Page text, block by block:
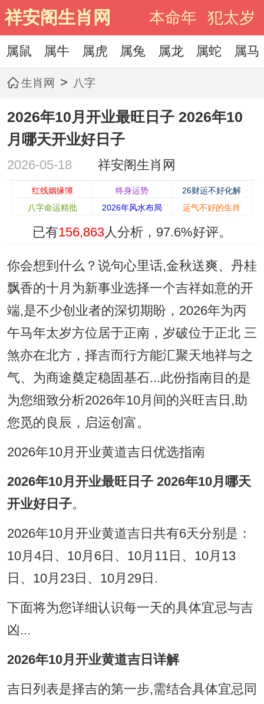
祥安阁生肖网 本命年 犯太岁
属鼠 属牛 属虎 属兔 属龙 属蛇 属马
生肖网 > 八字
2026年10月开业最旺日子 2026年10
月哪天开业好日子
2026-05-18 祥安阁生肖网
红线姻缘簿 终身运势
26财运不好化解
八字命运精批
2026年风水布局 运气不好的生肖
已有156,863人分析， 97.6%好评。
你会想到什么？说句心里话,金秋送爽、丹桂
飘香的十月为新事业选择一个吉祥如意的开
端,是不少创业者的深切期盼，2026年为丙
午马年太岁方位居于正南，岁破位于正北 三
煞亦在北方，择吉而行方能汇聚天地祥与之
气、为商途奠定稳固基石...此份指南目的是
为您细致分析2026年10月间的兴旺吉日,助
您觅的良辰，启运创富。
2026年10月开业黄道吉日优选指南
2026年10月开业最旺日子 2026年10月哪天
开业好日子。
2026年10月开业黄道吉日共有6天分别是：
10月4日、10月6日、10月11日、10月13
日、10月23日、10月29日.
下面将为您详细认识每一天的具体宜忌与吉
凶...
2026年10月开业黄道吉日详解
吉日列表是择吉的第一步,需结合具体宜忌同